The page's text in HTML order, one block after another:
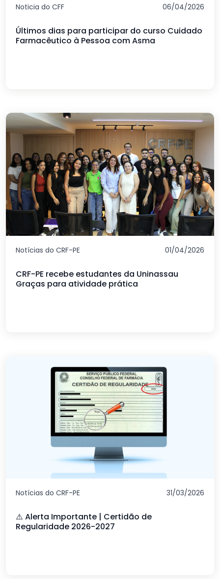
Noticia do CFF 06/04/2026
Últimos dias para participar do curso Cuidado
Farmacêutico à Pessoa com Asma
Notícias do CRF-PE 01/04/2026
CRF-PE recebe estudantes da Uninassau
Graças para atividade prática
Notícias do CRF-PE 31/03/2026
⚠️ Alerta Importante | Certidão de
Regularidade 2026-2027